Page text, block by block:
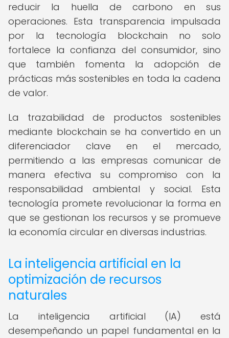
reducir la huella de carbono en sus
operaciones. Esta transparencia impulsada
por la tecnología blockchain no solo
fortalece la confianza del consumidor, sino
que también fomenta la adopción de
prácticas más sostenibles en toda la cadena
de valor.
La trazabilidad de productos sostenibles
mediante blockchain se ha convertido en un
diferenciador clave en el mercado,
permitiendo a las empresas comunicar de
manera efectiva su compromiso con la
responsabilidad ambiental y social. Esta
tecnología promete revolucionar la forma en
que se gestionan los recursos y se promueve
la economía circular en diversas industrias.
La inteligencia artificial en la
optimización de recursos
naturales
La inteligencia artificial (IA) está
desempeñando un papel fundamental en la